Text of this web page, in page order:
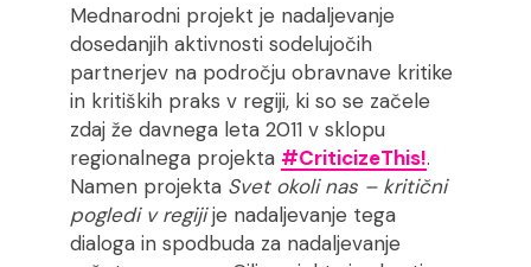
Mednarodni projekt je nadaljevanje
dosedanjih aktivnosti sodelujočih
partnerjev na področju obravnave kritike
in kritiških praks v regiji, ki so se začele
zdaj že davnega leta 2011 v sklopu
regionalnega projekta #CriticizeThis!.
Namen projekta Svet okoli nas – kritični
pogledi v regijije nadaljevanje tega
dialoga in spodbuda za nadaljevanje